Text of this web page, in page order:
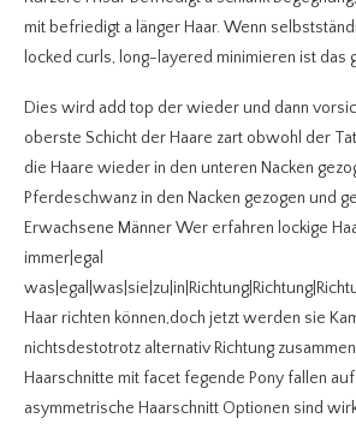
mit befriedigt a länger Haar.Wenn
locked curls, long-layered minimieren ist das
Dies wird add top der wieder und dann
oberste Schicht der Haare zart obwohl der
die Haare wieder in den unteren Nacken
Pferdeschwanz in den Nacken gezogen und
Erwachsene Männer Wer erfahren lockige
immer|egal
Haar richten können,doch jetzt werden sie
nichtsdestotrotz alternativ Richtung
Haarschnitte mit facet fegende Pony fallen
asymmetrische Haarschnitt Optionen sind